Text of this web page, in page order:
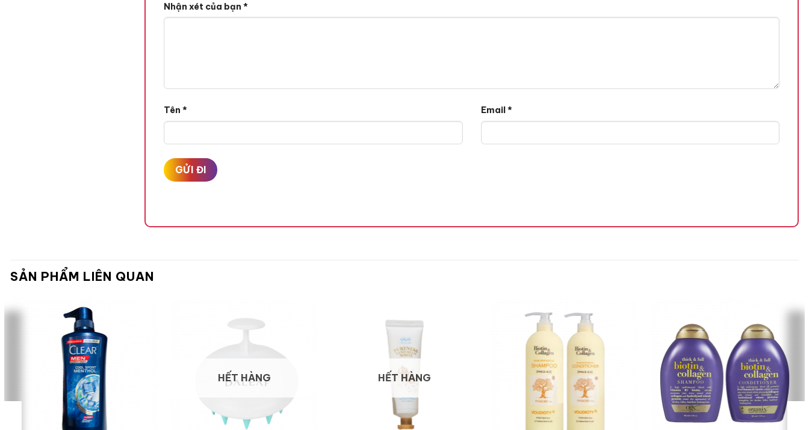
Nhận xét của bạn*
Tên* Email*
SẢN PHẨM LIÊN QUAN
HẾT HÀNG HẾT HÀNG